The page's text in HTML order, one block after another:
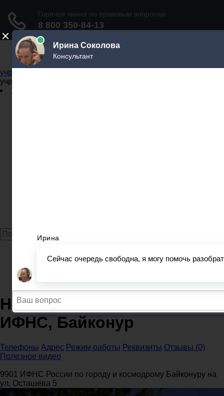
Не официальный справочник государственных
учреждений
учреждений
Задать вопрос юристу
Налоговые инспекции
Московская область
Налоговая инспекция ИФНС, Байконур
Налоговая инспекция
ИФНС, Байконур
Телефоны Адрес Режим работы Реквизиты Отзывы (0)
Полезное видео
9901 ИФНС России по городу и космодрому Байконуру на
ул. Осташева 5